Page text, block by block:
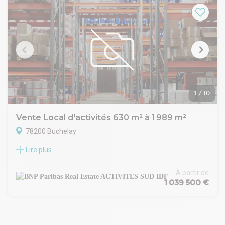
Parix via A13 > 35 min
Paris La Défense via A14 > 30 min
Aéroport Roissy CDG > 1h
Aéroport d'Orly > 55 min
Gare St Lazare via ligne J > 40 min (gare Mantes la Jolie)
Arrêt de bus à 6 min à pied
Gare routière Mantes-la-ville via bus > 4 min
RER EOLE - Gare Mantes-la-Jolie en 2024 (35 min de La
Défense) > 4 min via bus
1 / 10
Vente Local d'activités 630 m² à 1 989 m²
78200 Buchelay
BUCHELAY (78)
BNP PARIBAS REAL ESTATE, vous propose plusieurs
bâtiments d'activités en VEFA/BEFA.
Lire plus
À partir de
1 039 500 €